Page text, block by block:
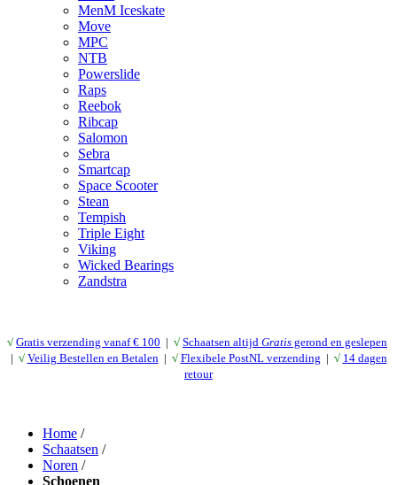
MenM Iceskate
Move
MPC
NTB
Powerslide
Raps
Reebok
Ribcap
Salomon
Sebra
Smartcap
Space Scooter
Stean
Tempish
Triple Eight
Viking
Wicked Bearings
Zandstra
√ Gratis verzending vanaf € 100 | √ Schaatsen altijd Gratis gerond en geslepen
| √ Veilig Bestellen en Betalen | √ Flexibele PostNL verzending | √ 14 dagen
retour
Home /
Schaatsen /
Noren /
Schoenen